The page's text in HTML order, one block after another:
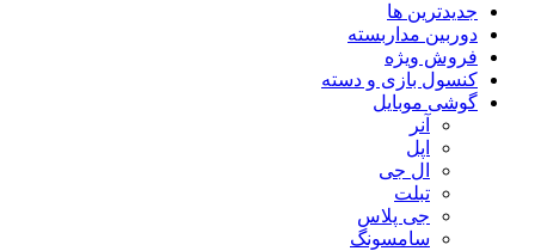
جدیدترین ها
دوربین مداربسته
فروش ویژه
کنسول بازی و دسته
گوشی موبایل
آنر
اپل
ال جی
تبلت
جی پلاس
سامسونگ